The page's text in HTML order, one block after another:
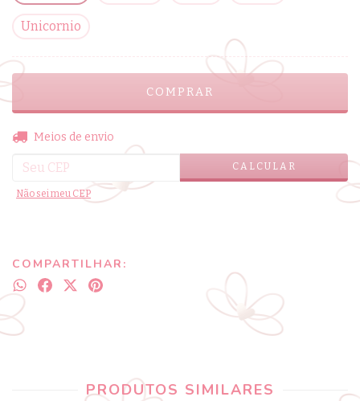
Unicornio
Entregas para o CEP:
Meios de envio
CALCULAR
Não sei meu CEP
COMPARTILHAR:
PRODUTOS SIMILARES